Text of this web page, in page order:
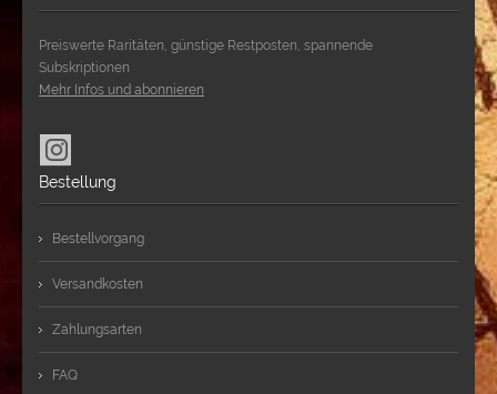
Preiswerte Raritäten, günstige Restposten, spannende
Subskriptionen
Mehr Infos und abonnieren
Bestellung
Bestellvorgang
Versandkosten
Zahlungsarten
FAQ